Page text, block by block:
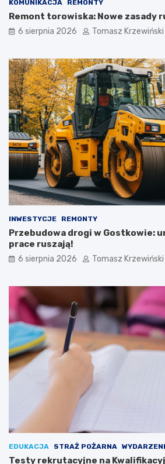
KOMUNIKACJA REMONTY
Remont torowiska: Nowe zasady
6 sierpnia 2026 Tomasz Krzewiński
INWESTYCJE REMONTY
Przebudowa drogi w Gostkowie:
prace ruszają!
6 sierpnia 2026 Tomasz Krzewiński
EDUKACJA STRAŻ POŻARNA
Testy rekrutacyjne na